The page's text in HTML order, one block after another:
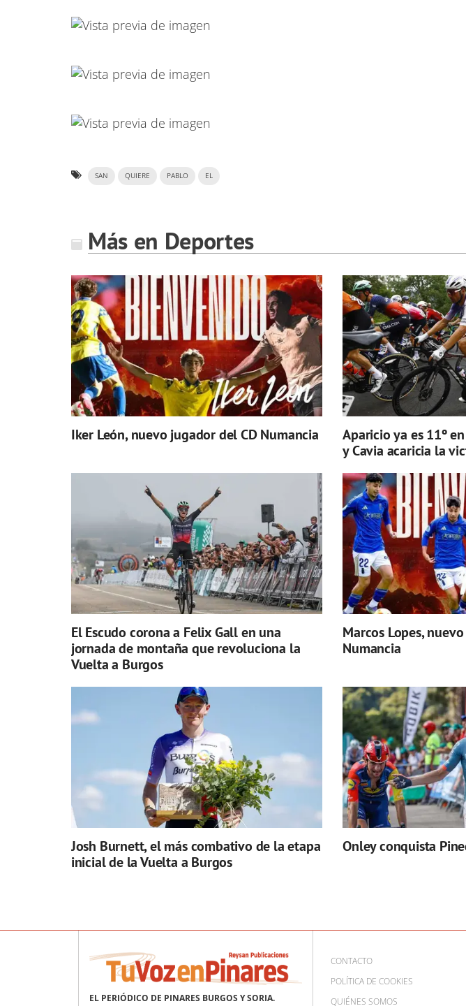
SAN QUIERE PABLO EL
Más en Deportes
Iker León, nuevo jugador del CD Numancia
Aparicio ya es 11º
y Cavia acaricia la
El Escudo corona a Felix Gall en una
jornada de montaña que revoluciona la
Vuelta a Burgos
Marcos Lopes,
Numancia
Josh Burnett, el más combativo de la etapa
inicial de la Vuelta a Burgos
Onley conquista
EL PERIÓDICO DE PINARES BURGOS Y SORIA.
CONTACTO
POLÍTICA DE COOKIES
QUIÉNES SOMOS